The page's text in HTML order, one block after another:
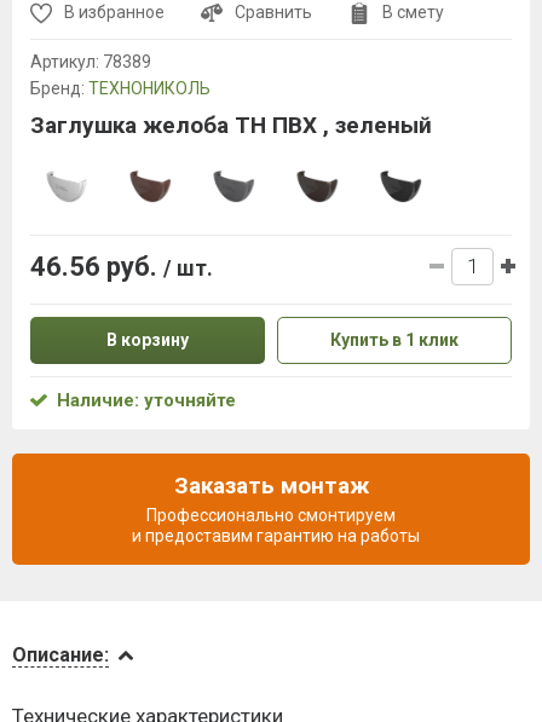
Описание:
Технические характеристики
В избранное Сравнить В смету
Артикул: 78389
Бренд: ТЕХНОНИКОЛЬ
Заглушка желоба ТН ПВХ , зеленый
46.56 руб. / шт.
В корзину Купить в 1 клик
Наличие: уточняйте
Заказать монтаж
Профессионально смонтируем
и предоставим гарантию на работы